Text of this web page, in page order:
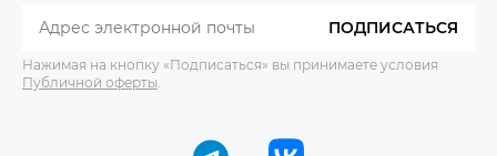
ПОДПИСАТЬСЯ
Нажимая на кнопку «Подписаться» вы принимаете условия
Публичной оферты